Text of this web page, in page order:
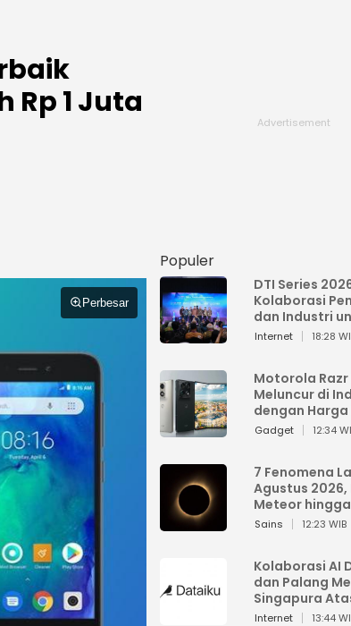
Rp 1 Juta
Perbesar
Populer
DTI Series
Kolaborasi
dan Industri
Percepatan
Internet 18:28
Motorola Razr
Meluncur di
dengan Harga
Jutaan
Gadget 12:34
7 Fenomena
Agustus 2026,
Meteor
Matahari
Sains 12:23 WIB
Kolaborasi AI
dan Palang
Singapura
Bencana
Internet 13:44